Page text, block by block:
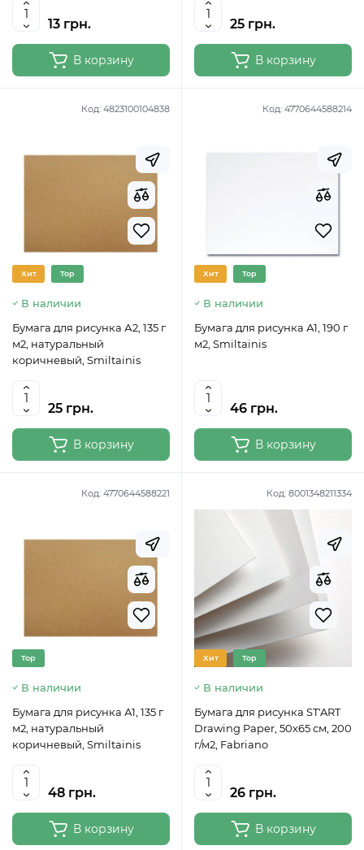
13 грн.
В корзину
25 грн.
В корзину
Код: 4823100104838
Хит Top
В наличии
Бумага для рисунка А2, 135 г
м2, натуральный
коричневый, Smiltainis
25 грн.
В корзину
Код: 4770644588214
Хит Top
В наличии
Бумага для рисунка А1, 190 г
м2, Smiltainis
46 грн.
В корзину
Код: 4770644588221
Top
В наличии
Бумага для рисунка А1, 135 г
м2, натуральный
коричневый, Smiltainis
48 грн.
В корзину
Код: 8001348211334
Хит Top
В наличии
Бумага для рисунка ST'ART
Drawing Paper, 50х65 см, 200
г/м2, Fabriano
26 грн.
В корзину